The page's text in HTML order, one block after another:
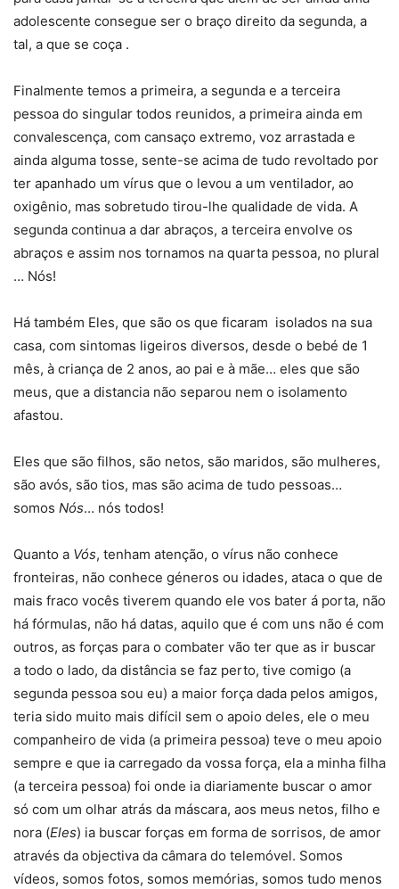
adolescente consegue ser o braço direito da segunda, a
tal, a que se coça .
Finalmente temos a primeira, a segunda e a terceira
pessoa do singular todos reunidos, a primeira ainda em
convalescença, com cansaço extremo, voz arrastada e
ainda alguma tosse, sente-se acima de tudo revoltado por
ter apanhado um vírus que o levou a um ventilador, ao
oxigênio, mas sobretudo tirou-lhe qualidade de vida. A
segunda continua a dar abraços, a terceira envolve os
abraços e assim nos tornamos na quarta pessoa, no plural
… Nós!
Há também Eles, que são os que ficaram isolados na sua
casa, com sintomas ligeiros diversos, desde o bebé de 1
mês, à criança de 2 anos, ao pai e à mãe… eles que são
meus, que a distancia não separou nem o isolamento
afastou.
Eles que são filhos, são netos, são maridos, são mulheres,
são avós, são tios, mas são acima de tudo pessoas…
somos Nós… nós todos!
Quanto a Vós, tenham atenção, o vírus não conhece
fronteiras, não conhece géneros ou idades, ataca o que de
mais fraco vocês tiverem quando ele vos bater á porta, não
há fórmulas, não há datas, aquilo que é com uns não é com
outros, as forças para o combater vão ter que as ir buscar
a todo o lado, da distância se faz perto, tive comigo (a
segunda pessoa sou eu) a maior força dada pelos amigos,
teria sido muito mais difícil sem o apoio deles, ele o meu
companheiro de vida (a primeira pessoa) teve o meu apoio
sempre e que ia carregado da vossa força, ela a minha filha
(a terceira pessoa) foi onde ia diariamente buscar o amor
só com um olhar atrás da máscara, aos meus netos, filho e
nora (Eles) ia buscar forças em forma de sorrisos, de amor
através da objectiva da câmara do telemóvel. Somos
vídeos, somos fotos, somos memórias, somos tudo menos